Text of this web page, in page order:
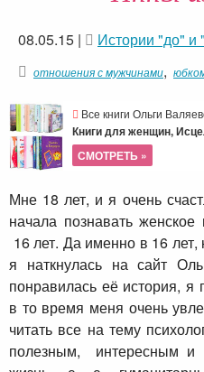
08.05.15 | Истории "до" и
отношения с мужчинами,
Все книги Ольги
Книги для женщин,
СМОТРЕТЬ »
Мне 18 лет, и я очень
начала познавать
16 лет. Да именно в 16 лет,
я наткнулась на сайт
понравилась её история,
в то время меня очень
читать все на тему
полезным, интересным